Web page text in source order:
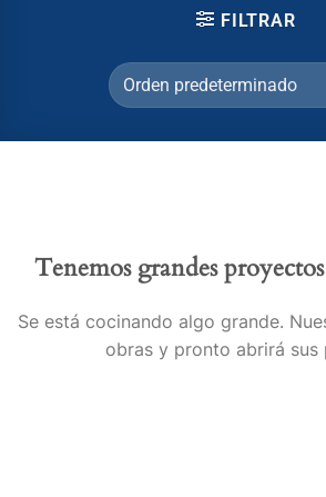
FILTRAR
Tenemos grandes
Se está cocinando algo grande.
obras y pronto abrirá sus